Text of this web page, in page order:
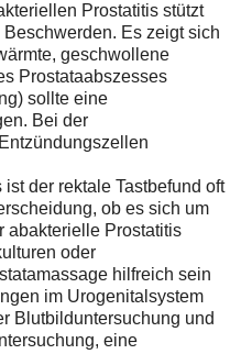
Prostatitis stützt
Es zeigt sich
geschwollene
Prostataabszesses
sollte eine
Bei der
der rektale Tastbefund oft
ob es sich um
abakterielle Prostatitis
oder
hilfreich sein
im Urogenitalsystem
Blutbilduntersuchung und
eine